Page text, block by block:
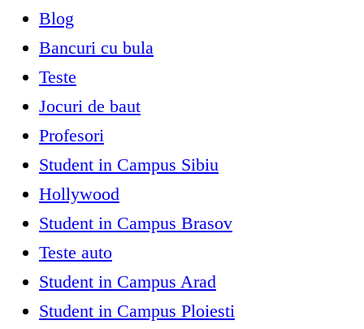
Blog
Bancuri cu bula
Teste
Jocuri de baut
Profesori
Student in Campus Sibiu
Hollywood
Student in Campus Brasov
Teste auto
Student in Campus Arad
Student in Campus Ploiesti